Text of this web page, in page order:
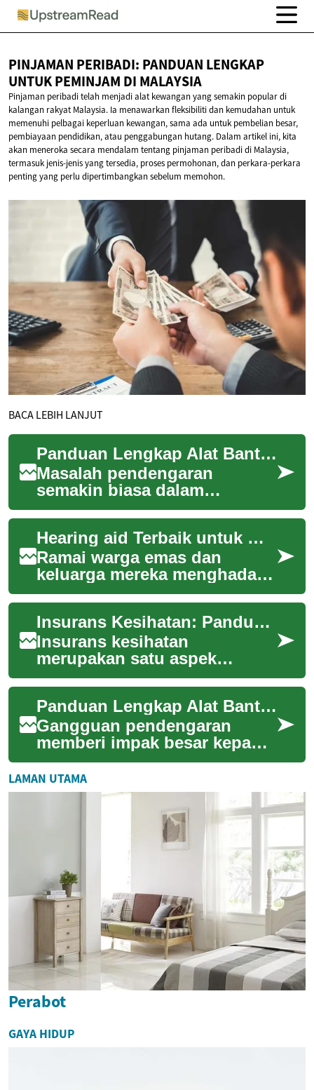
PINJAMAN PERIBADI: PANDUAN LENGKAP
UNTUK PEMINJAM DI MALAYSIA
Pinjaman peribadi telah menjadi alat kewangan yang semakin popular di
kalangan rakyat Malaysia. Ia menawarkan fleksibiliti dan kemudahan untuk
memenuhi pelbagai keperluan kewangan, sama ada untuk pembelian besar,
pembiayaan pendidikan, atau penggabungan hutang. Dalam artikel ini, kita
akan meneroka secara mendalam tentang pinjaman peribadi di Malaysia,
termasuk jenis-jenis yang tersedia, proses permohonan, dan perkara-perkara
penting yang perlu dipertimbangkan sebelum memohon.
BACA LEBIH LANJUT
Panduan Lengkap Alat Bantu Dengar untuk Warga Emas di Malaysia
Masalah pendengaran
semakin biasa dalam
kalangan warga emas, dan
alat bantu dengar boleh
meningkatkan kualiti hidup
d...
Hearing aid Terbaik untuk Warga Emas di Malaysia: Panduan Lengkap
Ramai warga emas dan
keluarga mereka menghadapi
cabaran bila bunyi menjadi
samar—perbualan sukar
difahami, TV dipasan...
Insurans Kesihatan: Panduan Lengkap untuk Perlindungan Perubatan
Insurans kesihatan
merupakan satu aspek
penting dalam pengurusan
kewangan dan kesejahteraan
diri. Ia bukan sahaja mem... Panduan Lengkap Alat Bantuan Dengar untuk Warga Emas di Malaysia
Gangguan pendengaran
memberi impak besar kepada
kualiti hidup; alat bantuan
dengar dapat membantu
memulihkan komunika...
LAMAN UTAMA
Perabot
GAYA HIDUP